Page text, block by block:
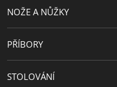
NOŽE A NŮŽKY
PŘÍBORY
STOLOVÁNÍ